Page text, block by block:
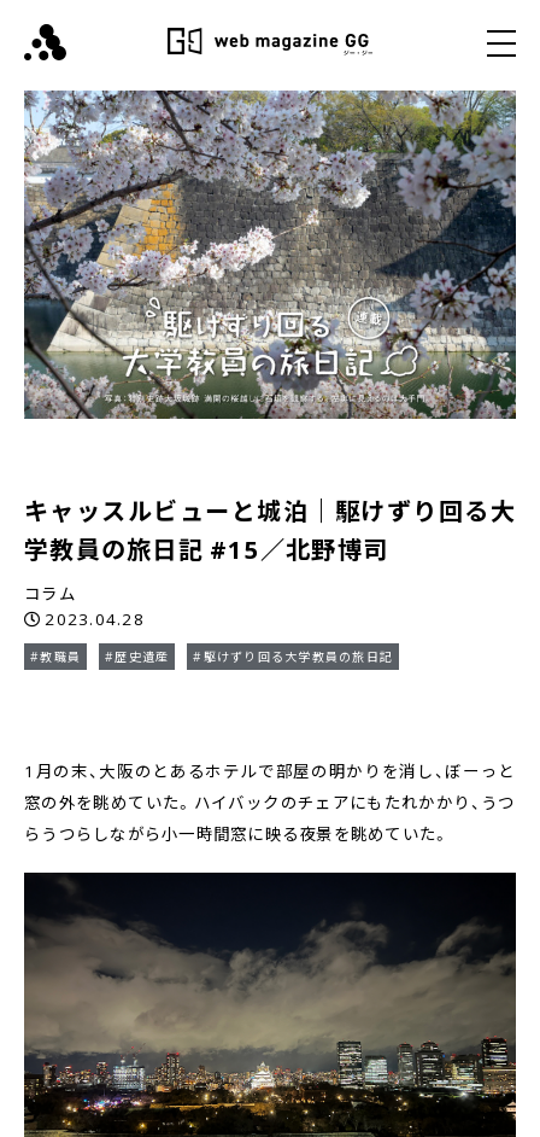
キャッスルビューと城泊｜駆けずり回る大
学教員の旅日記 #15／北野博司
コラム
2023.04.28
#教職員 #歴史遺産 #駆けずり回る大学教員の旅日記
1月の末、大阪のとあるホテルで部屋の明かりを消し、ぼーっと
窓の外を眺めていた。ハイバックのチェアにもたれかかり、うつ
らうつらしながら小一時間窓に映る夜景を眺めていた。